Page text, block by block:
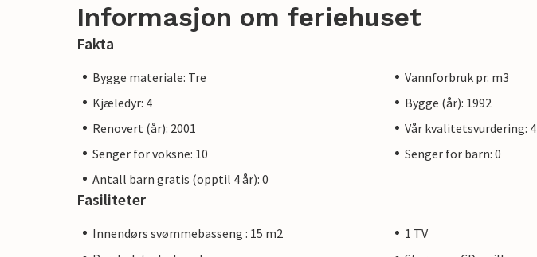
Informasjon om feriehuset
Fakta
Bygge materiale: Tre
Vannforbruk pr. m3
Kjæledyr: 4
Bygge (år): 1992
Renovert (år): 2001
Vår kvalitetsvurdering: 4
Senger for voksne: 10
Senger for barn: 0
Antall barn gratis (opptil 4 år): 0
Fasiliteter
Innendørs svømmebasseng : 15 m2
1 TV